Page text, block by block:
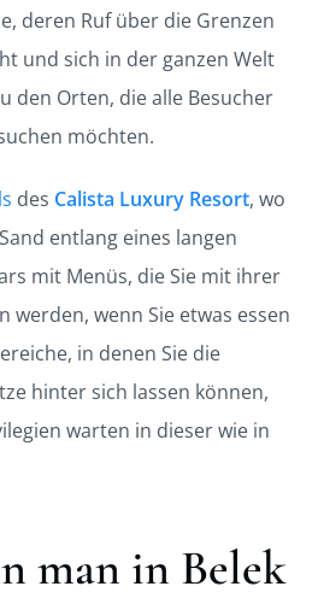
deren Ruf über die Grenzen
und sich in der ganzen Welt
den Orten, die alle Besucher
möchten.
des Calista Luxury Resort, wo
entlang eines langen
mit Menüs, die Sie mit ihrer
werden, wenn Sie etwas essen
in denen Sie die
hinter sich lassen können,
warten in dieser wie in
man in Belek